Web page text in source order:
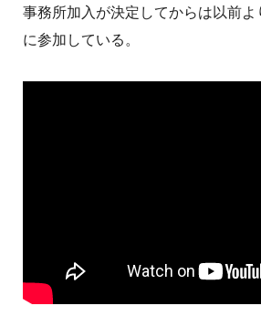
事務所加入が決定してからは以前よ
に参加している。